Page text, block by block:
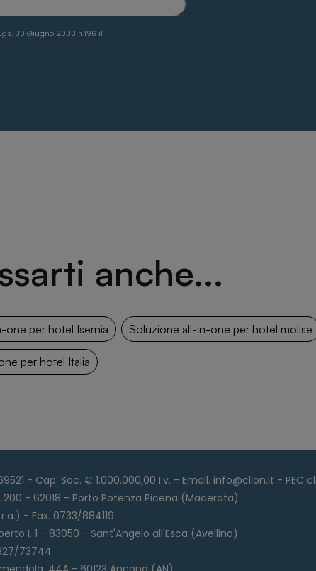
30 Giugno 2003 n.196 il
anche...
one per hotel Isernia Soluzione all-in-one per hotel molise
per hotel Italia
- Cap. Soc. € 1.000.000,00 I.v. - Email. info@clion.it - PEC
- 62018 - Porto Potenza Picena (Macerata)
- Fax. 0733/884119
I, 1 - 83050 - Sant'Angelo all'Esca (Avellino)
73744